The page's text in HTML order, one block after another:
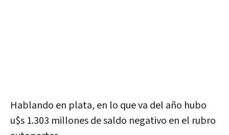
Hablando en plata, en lo que va del año hubo
u$s 1.303 millones de saldo negativo en el rubro